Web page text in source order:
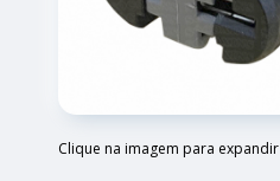
Clique na imagem para expandir